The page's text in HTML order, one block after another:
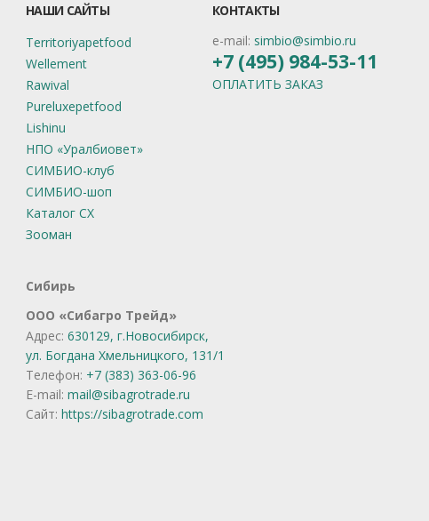
НАШИ САЙТЫ
Territoriyapetfood
Wellement
Rawival
Pureluxepetfood
Lishinu
НПО «Уралбиовет»
СИМБИО-клуб
СИМБИО-шоп
Каталог СХ
Зооман
КОНТАКТЫ
e-mail: simbio@simbio.ru
+7 (495) 984-53-11
ОПЛАТИТЬ ЗАКАЗ
Сибирь
OOO «Сибагро Трейд»
Адрес: 630129, г.Новосибирск,
ул. Богдана Хмельницкого, 131/1
Телефон: +7 (383) 363-06-96
E-mail: mail@sibagrotrade.ru
Сайт: https://sibagrotrade.com